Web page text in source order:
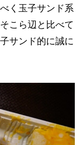
く玉子サンド系
こら辺と比べて
サンド的に誠に